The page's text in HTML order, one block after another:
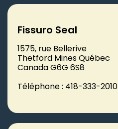
Fissuro Seal
1575, rue Bellerive
Thetford Mines Québec
Canada G6G 6S8
Téléphone : 418-333-2010